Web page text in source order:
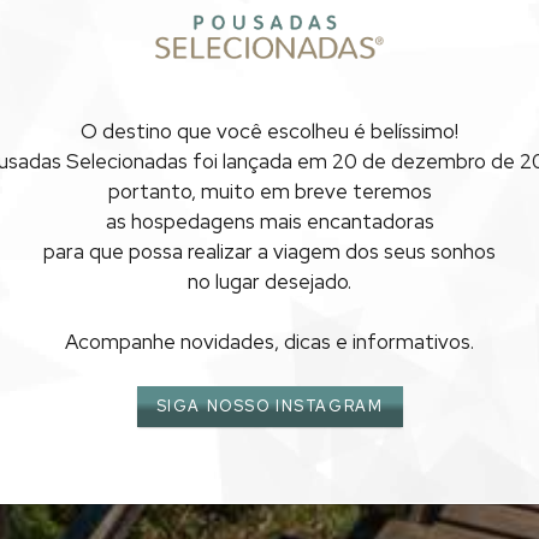
O destino que você escolheu é belíssimo!
Selecionadas foi lançada em 20 de dezembro de
portanto, muito em breve teremos
as hospedagens mais encantadoras
para que possa realizara viagem dos seus sonhos
no lugar desejado.
Acompanhe novidades, dicas e informativos.
SIGA NOSSO INSTAGRAM